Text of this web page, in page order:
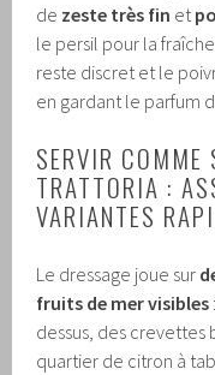
de zeste très fin et
le persil pour la
reste discret et le
en gardant le parfum
SERVIR COMME
TRATTORIA :
VARIANTES
Le dressage joue sur
fruits de mer visibles
dessus, des crevettes
quartier de citron à